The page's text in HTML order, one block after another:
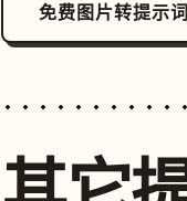
免费图片转提示词